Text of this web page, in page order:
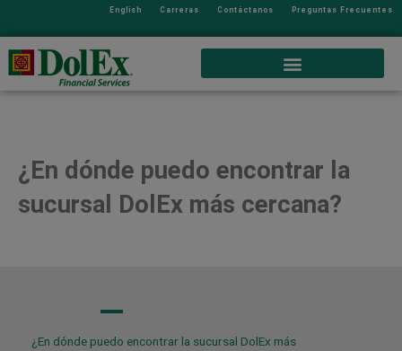
English Carreras Contáctanos Preguntas Frecuentes
¿En dónde puedo encontrar la
sucursal DolEx más cercana?
A
¿En dónde puedo encontrar la sucursal DolEx más